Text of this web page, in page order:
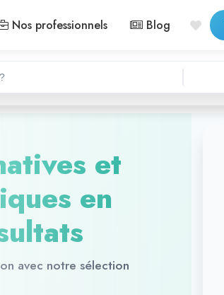
Nos professionnels Blog
et
en
avec notre sélection